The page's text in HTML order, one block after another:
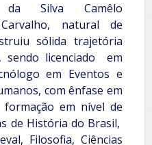
da Silva Camêlo
natural de
sólida trajetória
sendo licenciado em
em Eventos e
com ênfase em
formação em nível de
de História do Brasil,
Filosofia, Ciências